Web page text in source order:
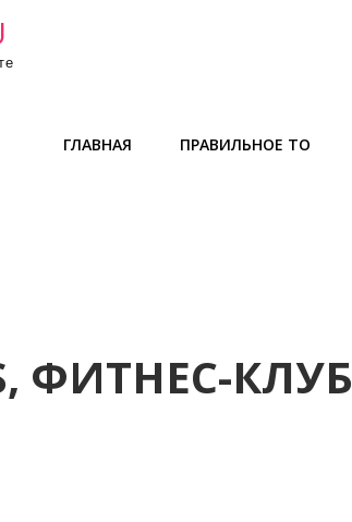
ГЛАВНАЯ ПРАВИЛЬНОЕ ТО
ФИТНЕС-КЛУБ